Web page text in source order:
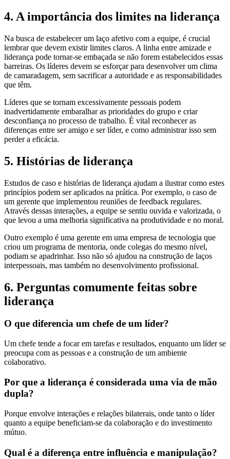
4. A importância dos limites na liderança
Na busca de estabelecer um laço afetivo com a equipe, é crucial
lembrar que devem existir limites claros. A linha entre amizade e
liderança pode tornar-se embaçada se não forem estabelecidos essas
barreiras. Os líderes devem se esforçar para desenvolver um clima
de camaradagem, sem sacrificar a autoridade e as responsabilidades
que têm.
Líderes que se tornam excessivamente pessoais podem
inadvertidamente embaralhar as prioridades do grupo e criar
desconfiança no processo de trabalho. É vital reconhecer as
diferenças entre ser amigo e ser líder, e como administrar isso sem
perder a eficácia.
5. Histórias de liderança
Estudos de caso e histórias de liderança ajudam a ilustrar como estes
princípios podem ser aplicados na prática. Por exemplo, o caso de
um gerente que implementou reuniões de feedback regulares.
Através dessas interações, a equipe se sentiu ouvida e valorizada, o
que levou a uma melhoria significativa na produtividade e no moral.
Outro exemplo é uma gerente em uma empresa de tecnologia que
criou um programa de mentoria, onde colegas do mesmo nível,
podiam se apadrinhar. Isso não só ajudou na construção de laços
interpessoais, mas também no desenvolvimento profissional.
6. Perguntas comumente feitas sobre
liderança
O que diferencia um chefe de um líder?
Um chefe tende a focar em tarefas e resultados, enquanto um líder se
preocupa com as pessoas e a construção de um ambiente
colaborativo.
Por que a liderança é considerada uma via de mão
dupla?
Porque envolve interações e relações bilaterais, onde tanto o líder
quanto a equipe beneficiam-se da colaboração e do investimento
mútuo.
Qual é a diferença entre influência e manipulação?